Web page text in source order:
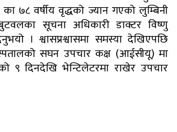
७८ वर्षीय वृद्धको ज्यान गएको लुम्बिनी
सूचना अधिकारी डाक्टर विष्णु
। श्वासप्रश्वासमा समस्या देखिएपछि
सघन उपचार कक्ष (आईसीयू) मा
९ दिनदेखि भेन्टिलेटरमा राखेर उपचार